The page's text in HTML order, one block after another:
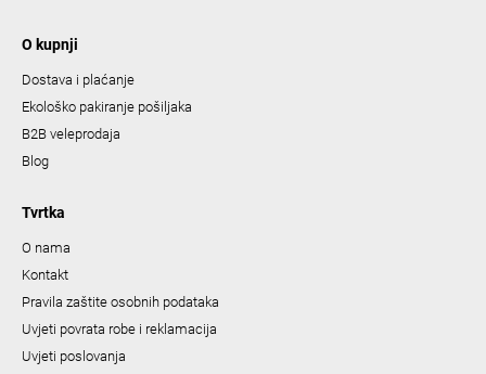
O kupnji
Dostava i plaćanje
Ekološko pakiranje pošiljaka
B2B veleprodaja
Blog
Tvrtka
O nama
Kontakt
Pravila zaštite osobnih podataka
Uvjeti povrata robe i reklamacija
Uvjeti poslovanja